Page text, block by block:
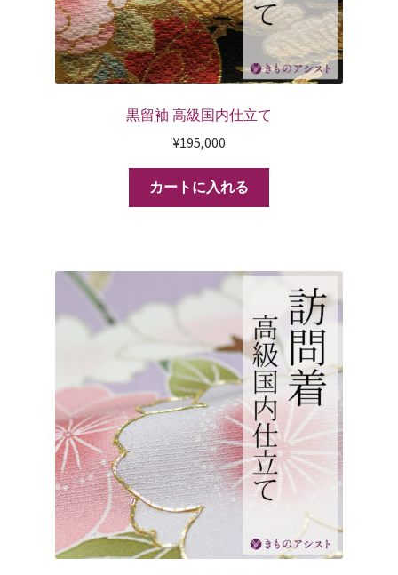
黒留袖 高級国内仕立て
¥195,000
カートに入れる